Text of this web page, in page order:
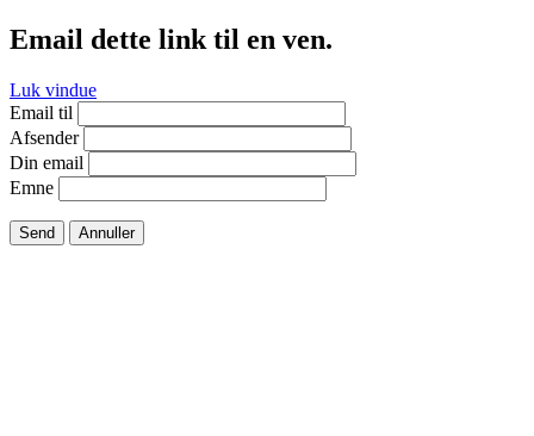
Email dette link til en ven.
Luk vindue
Email til
Afsender
Din email
Emne
Send Annuller